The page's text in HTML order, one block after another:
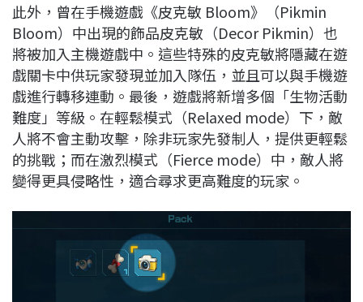
此外，曾在手機遊戲《皮克敏 Bloom》（Pikmin
Bloom）中出現的飾品皮克敏（Decor Pikmin）也
將被加入主機遊戲中。這些特殊的皮克敏將隱藏在遊
戲關卡中供玩家發現並加入隊伍，並且可以與手機遊
戲進行轉移連動。最後，遊戲將新增多個「生物活動
難度」等級。在輕鬆模式（Relaxed mode）下，敵
人將不會主動攻擊，除非玩家先發制人，提供更輕鬆
的挑戰；而在激烈模式（Fierce mode）中，敵人將
變得更具侵略性，適合尋求更高難度的玩家。